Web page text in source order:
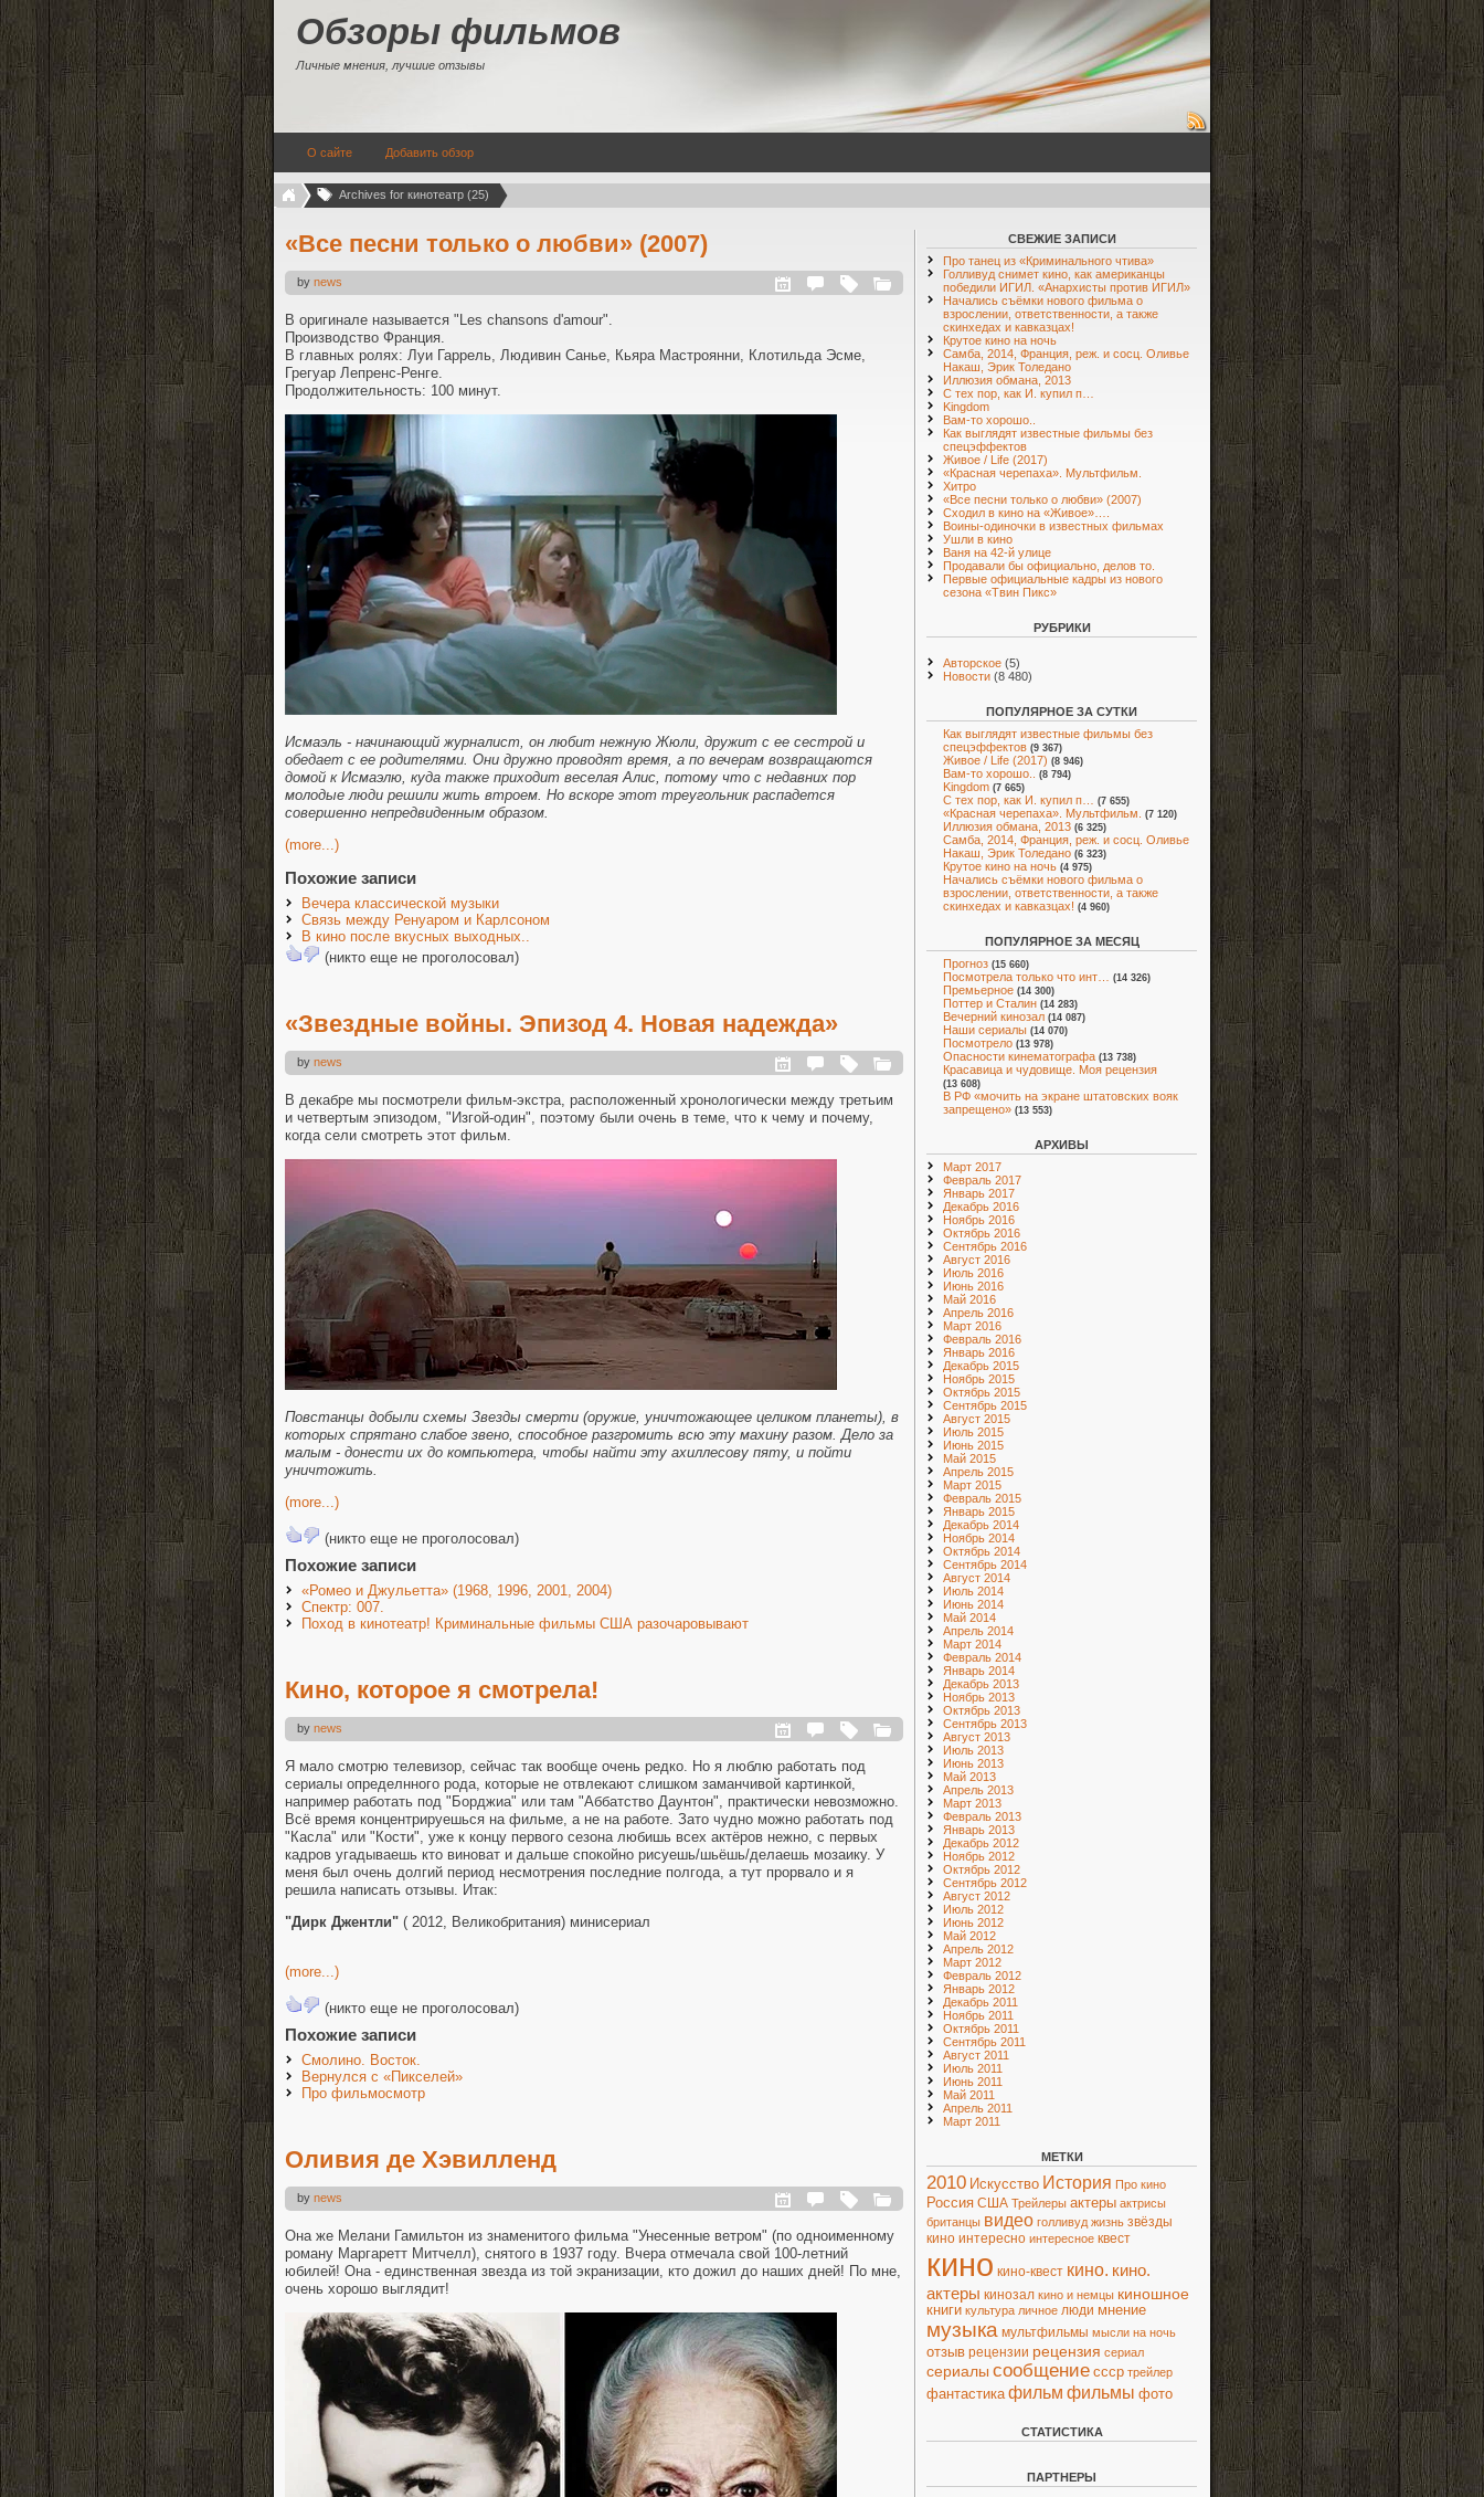
Обзоры фильмов
Личные мнения, лучшие отзывы
О сайте Добавить обзор
Archives for кинотеатр (25)
«Все песни только о любви» (2007)
by news
В оригинале называется "Les chansons d'amour".
Производство Франция.
В главных ролях: Луи Гаррель, Людивин Санье, Кьяра Мастроянни, Клотильда Эсме,
Грегуар Лепренс-Ренге.
Продолжительность: 100 минут.
Исмаэль - начинающий журналист, он любит нежную Жюли, дружит с ее сестрой и
обедает с ее родителями. Они дружно проводят время, а по вечерам возвращаются
домой к Исмаэлю, куда также приходит веселая Алис, потому что с недавних пор
молодые люди решили жить втроем. Но вскоре этот треугольник распадется
совершенно непредвиденным образом.
(more...)
Похожие записи
Вечера классической музыки
Связь между Ренуаром и Карлсоном
В кино после вкусных выходных..
(никто еще не проголосовал)
«Звездные войны. Эпизод 4. Новая надежда»
by news
В декабре мы посмотрели фильм-экстра, расположенный хронологически между третьим
и четвертым эпизодом, "Изгой-один", поэтому были очень в теме, что к чему и почему,
когда сели смотреть этот фильм.
Повстанцы добыли схемы Звезды смерти (оружие, уничтожающее целиком планеты), в
которых спрятано слабое звено, способное разгромить всю эту махину разом. Дело за
малым - донести их до компьютера, чтобы найти эту ахиллесову пяту, и пойти
уничтожить.
(more...)
(никто еще не проголосовал)
Похожие записи
«Ромео и Джульетта» (1968, 1996, 2001, 2004)
Спектр: 007.
Поход в кинотеатр! Криминальные фильмы США разочаровывают
Кино, которое я смотрела!
by news
Я мало смотрю телевизор, сейчас так вообще очень редко. Но я люблю работать под
сериалы определнного рода, которые не отвлекают слишком заманчивой картинкой,
например работать под "Борджиа" или там "Аббатство Даунтон", практически невозможно.
Всё время концентрируешься на фильме, а не на работе. Зато чудно можно работать под
"Касла" или "Кости", уже к концу первого сезона любишь всех актёров нежно, с первых
кадров угадываешь кто виноват и дальше спокойно рисуешь/шьёшь/делаешь мозаику. У
меня был очень долгий период несмотрения последние полгода, а тут прорвало и я
решила написать отзывы. Итак:
"Дирк Джентли" ( 2012, Великобритания) минисериал
(more...)
(никто еще не проголосовал)
Похожие записи
Смолино. Восток.
Вернулся с «Пикселей»
Про фильмосмотр
Оливия де Хэвилленд
by news
Она же Мелани Гамильтон из знаменитого фильма "Унесенные ветром" (по одноименному
роману Маргаретт Митчелл), снятого в 1937 году. Вчера отмечала свой 100-летний
юбилей! Она - единственная звезда из той экранизации, кто дожил до наших дней! По мне,
очень хорошо выглядит!
СВЕЖИЕ ЗАПИСИ
Про танец из «Криминального чтива»
Голливуд снимет кино, как американцы
победили ИГИЛ. «Анархисты против ИГИЛ»
Начались съёмки нового фильма о
взрослении, ответственности, а также
скинхедах и кавказцах!
Крутое кино на ночь
Самба, 2014, Франция, реж. и сосц. Оливье
Накаш, Эрик Толедано
Иллюзия обмана, 2013
С тех пор, как И. купил п…
Kingdom
Вам-то хорошо..
Как выглядят известные фильмы без
спецэффектов
Живое / Life (2017)
«Красная черепаха». Мультфильм.
Хитро
«Все песни только о любви» (2007)
Сходил в кино на «Живое»….
Воины-одиночки в известных фильмах
Ушли в кино
Ваня на 42-й улице
Продавали бы официально, делов то.
Первые официальные кадры из нового
сезона «Твин Пикс»
РУБРИКИ
Авторское (5)
Новости (8 480)
ПОПУЛЯРНОЕ ЗА СУТКИ
Как выглядят известные фильмы без
спецэффектов (9 367)
Живое / Life (2017) (8 946)
Вам-то хорошо.. (8 794)
Kingdom (7 665)
С тех пор, как И. купил п… (7 655)
«Красная черепаха». Мультфильм. (7 120)
Иллюзия обмана, 2013 (6 325)
Самба, 2014, Франция, реж. и сосц. Оливье
Накаш, Эрик Толедано (6 323)
Крутое кино на ночь (4 975)
Начались съёмки нового фильма о
взрослении, ответственности, а также
скинхедах и кавказцах! (4 960)
ПОПУЛЯРНОЕ ЗА МЕСЯЦ
Прогноз (15 660)
Посмотрела только что инт… (14 326)
Премьерное (14 300)
Поттер и Сталин (14 283)
Вечерний кинозал (14 087)
Наши сериалы (14 070)
Посмотрело (13 978)
Опасности кинематографа (13 738)
Красавица и чудовище. Моя рецензия
(13 608)
В РФ «мочить на экране штатовских вояк
запрещено» (13 553)
АРХИВЫ
Март 2017
Февраль 2017
Январь 2017
Декабрь 2016
Ноябрь 2016
Октябрь 2016
Сентябрь 2016
Август 2016
Июль 2016
Июнь 2016
Май 2016
Апрель 2016
Март 2016
Февраль 2016
Январь 2016
Декабрь 2015
Ноябрь 2015
Октябрь 2015
Сентябрь 2015
Август 2015
Июль 2015
Июнь 2015
Май 2015
Апрель 2015
Март 2015
Февраль 2015
Январь 2015
Декабрь 2014
Ноябрь 2014
Октябрь 2014
Сентябрь 2014
Август 2014
Июль 2014
Июнь 2014
Май 2014
Апрель 2014
Март 2014
Февраль 2014
Январь 2014
Декабрь 2013
Ноябрь 2013
Октябрь 2013
Сентябрь 2013
Август 2013
Июль 2013
Июнь 2013
Май 2013
Апрель 2013
Март 2013
Февраль 2013
Январь 2013
Декабрь 2012
Ноябрь 2012
Октябрь 2012
Сентябрь 2012
Август 2012
Июль 2012
Июнь 2012
Май 2012
Апрель 2012
Март 2012
Февраль 2012
Январь 2012
Декабрь 2011
Ноябрь 2011
Октябрь 2011
Сентябрь 2011
Август 2011
Июль 2011
Июнь 2011
Май 2011
Апрель 2011
Март 2011
МЕТКИ
2010 Искусство История Про кино
Россия США Трейлеры актеры актрисы
британцы видео голливуд жизнь звёзды
кино интересно интересное квест
кино кино-квест кино. кино.
актеры кинозал кино и немцы киношное
книги культура личное люди мнение
музыка мультфильмы мысли на ночь
отзыв рецензии рецензия сериал
сериалы сообщение ссср трейлер
фантастика фильм фильмы фото
СТАТИСТИКА
ПАРТНЕРЫ